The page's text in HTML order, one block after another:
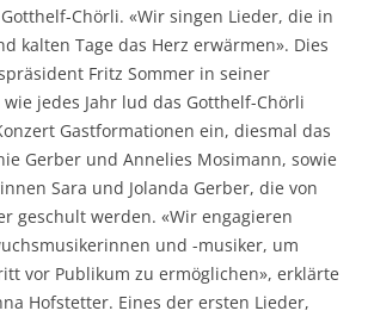
Chörli. «Wir singen Lieder, die in
kalten Tage das Herz erwärmen». Dies
Fritz Sommer in seiner
jedes Jahr lud das Gotthelf-Chörli
Gastformationen ein, diesmal das
Gerber und Annelies Mosimann, sowie
Sara und Jolanda Gerber, die von
geschult werden. «Wir engagieren
und -musiker, um
vor Publikum zu ermöglichen», erklärte
Hofstetter. Eines der ersten Lieder,